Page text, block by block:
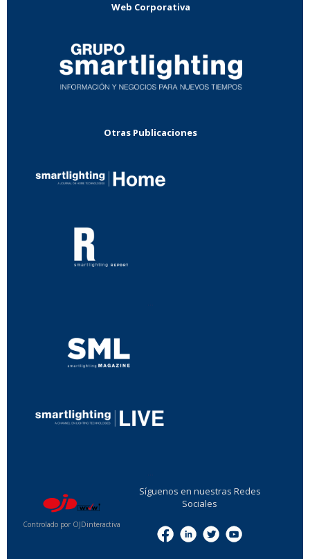
Web Corporativa
Otras Publicaciones
Controlado por OJDinteractiva
Síguenos en nuestras Redes
Sociales